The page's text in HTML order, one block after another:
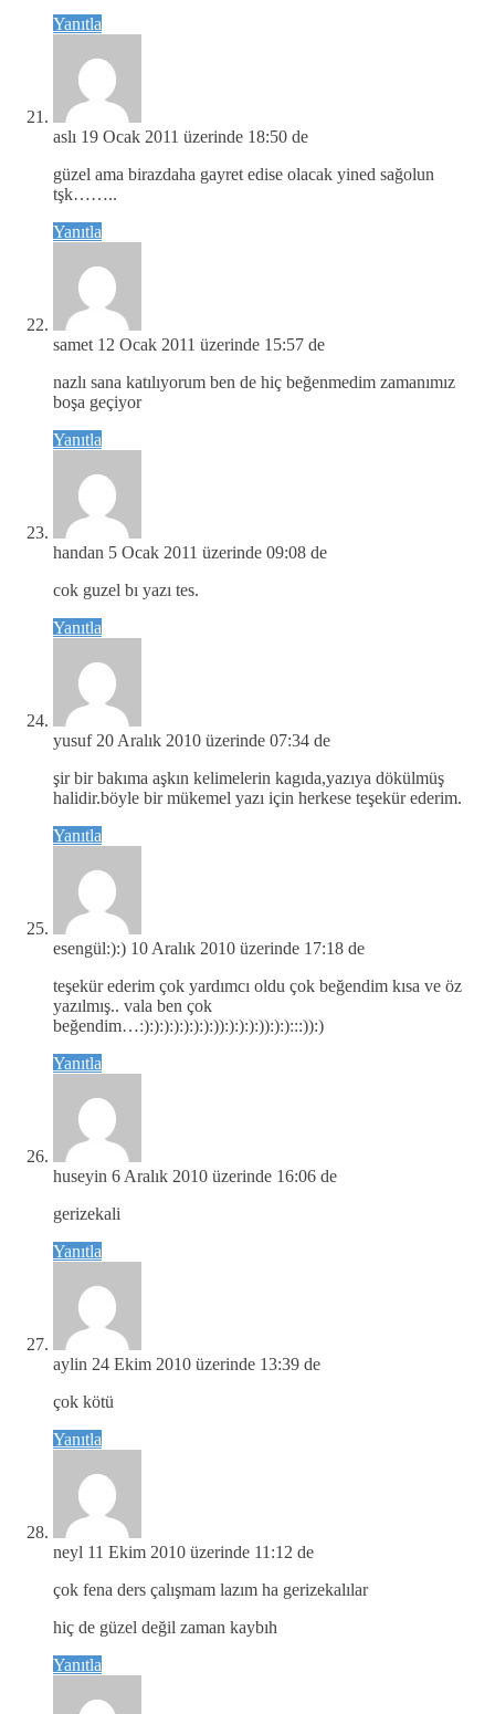
Yanıtla
aslı 19 Ocak 2011 üzerinde 18:50 de
güzel ama birazdaha gayret edise olacak yined sağolun
tşk……..
Yanıtla
samet 12 Ocak 2011 üzerinde 15:57 de
nazlı sana katılıyorum ben de hiç beğenmedim zamanımız
boşa geçiyor
Yanıtla
handan 5 Ocak 2011 üzerinde 09:08 de
cok guzel bı yazı tes.
Yanıtla
yusuf 20 Aralık 2010 üzerinde 07:34 de
şir bir bakıma aşkın kelimelerin kagıda,yazıya dökülmüş
halidir.böyle bir mükemel yazı için herkese teşekür ederim.
Yanıtla
esengül:):) 10 Aralık 2010 üzerinde 17:18 de
teşekür ederim çok yardımcı oldu çok beğendim kısa ve öz
yazılmış.. vala ben çok
beğendim…:):):):):):):):)):):):):)):):):::)):)
Yanıtla
huseyin 6 Aralık 2010 üzerinde 16:06 de
gerizekali
Yanıtla
aylin 24 Ekim 2010 üzerinde 13:39 de
çok kötü
Yanıtla
neyl 11 Ekim 2010 üzerinde 11:12 de
çok fena ders çalışmam lazım ha gerizekalılar
hiç de güzel değil zaman kaybıh
Yanıtla